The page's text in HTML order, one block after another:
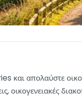
και απολαύστε
οικογενειακές